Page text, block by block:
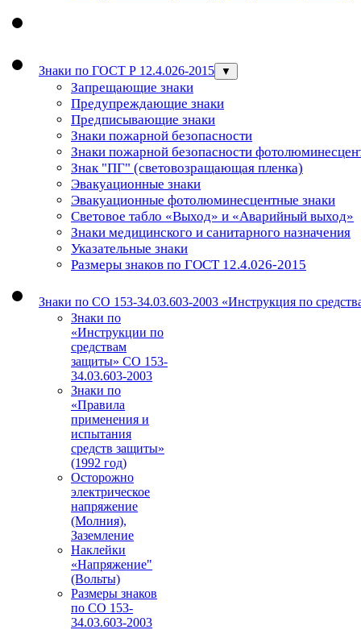
Знаки по ГОСТ Р 12.4.026-2015 ▼
Запрещающие знаки
Предупреждающие знаки
Предписывающие знаки
Знаки пожарной безопасности
Знаки пожарной безопасности
Знак "ПГ" (световозращающая пленка)
Эвакуационные знаки
Эвакуационные фотолюминесцентные знаки
Световое табло «Выход» и «Аварийный выход»
Знаки медицинского и санитарного назначения
Указательные знаки
Размеры знаков по ГОСТ 12.4.026-2015
Знаки по СО 153-34.03.603-2003 «Инструкция по
Знаки по
«Инструкции по
средствам
защиты» СО 153-
34.03.603-2003
Знаки по
«Правила
применения и
испытания
средств защиты»
(1992 год)
Осторожно
электрическое
напряжение
(Молния),
Заземление
Наклейки
«Напряжение"
(Вольты)
Размеры знаков
по СО 153-
34.03.603-2003